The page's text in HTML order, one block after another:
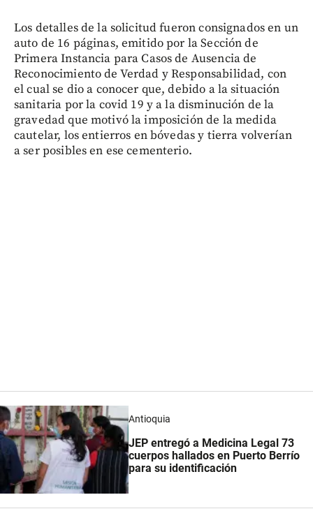
Los detalles de la solicitud fueron consignados en un
auto de 16 páginas, emitido por la Sección de
Primera Instancia para Casos de Ausencia de
Reconocimiento de Verdad y Responsabilidad, con
el cual se dio a conocer que, debido a la situación
sanitaria por la covid 19 y a la disminución de la
gravedad que motivó la imposición de la medida
cautelar, los entierros en bóvedas y tierra volverían
a ser posibles en ese cementerio.
Antioquia
JEP entregó a Medicina Legal 73
cuerpos hallados en Puerto Berrío
para su identificación